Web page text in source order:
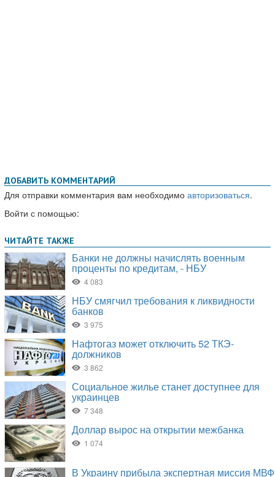
ДОБАВИТЬ КОММЕНТАРИЙ
Для отправки комментария вам необходимо авторизоваться.
Войти с помощью: